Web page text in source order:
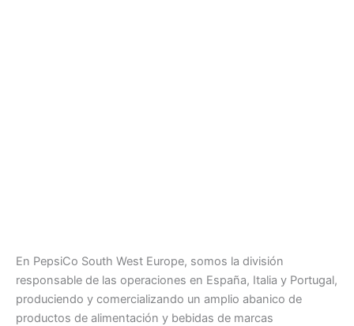
En PepsiCo South West Europe, somos la división
responsable de las operaciones en España, Italia y Portugal,
produciendo y comercializando un amplio abanico de
productos de alimentación y bebidas de marcas